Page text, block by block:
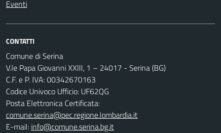
Eventi
CONTATTI
Comune di Serina
V.le Papa Giovanni XXIII, 1 – 24017 - Serina (BG)
C.F. e P. IVA: 00342670163
Codice Univoco Ufficio: UF62QG
Posta Elettronica Certificata:
comune.serina@pec.regione.lombardia.it
E-mail: info@comune.serina.bg.it